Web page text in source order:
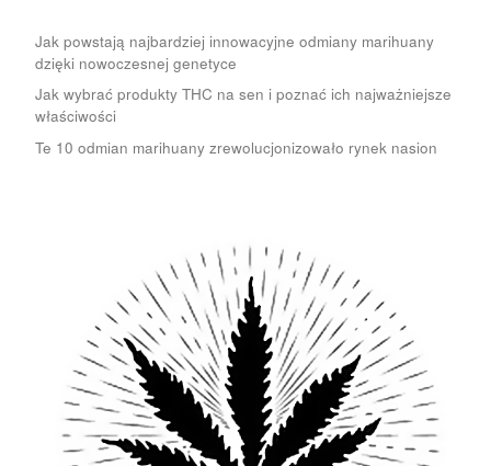
Jak powstają najbardziej innowacyjne odmiany marihuany
dzięki nowoczesnej genetyce
Jak wybrać produkty THC na sen i poznać ich najważniejsze
właściwości
Te 10 odmian marihuany zrewolucjonizowało rynek nasion